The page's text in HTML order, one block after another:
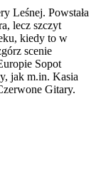
Leśnej. Powstała
lecz szczyt
kiedy to w
scenie
Sopot
jak m.in. Kasia
Gitary.